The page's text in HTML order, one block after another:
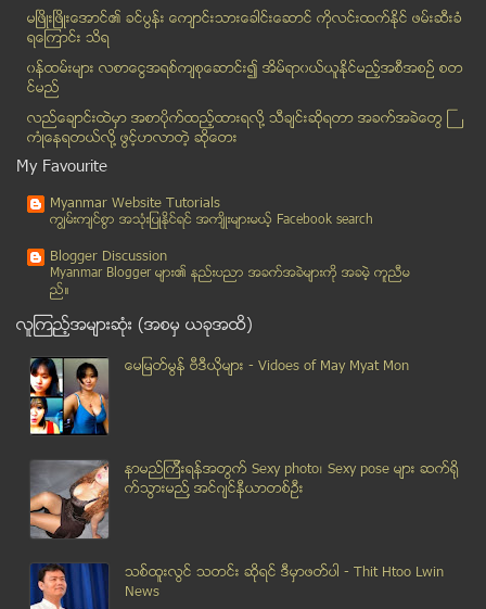
KNU ဥကၠဌကို ကာကြယ္ေရးဦးစီးခ်ုပ္ လက္ခံေတြ့ဆံု
ကေလးျငိမ္ေအာင္ ဘိန္းအစားထုိးမူးယစ္ေဆး မက္သဒုန္း တု...
စစ္ေတြ ဒါးပိုင္ဘဂၤလီရြာမီးေလာင္၊ အိမ္ ၃၆ လံုးမီးထဲပါ
မႏၲေလး ဘူတာႀကီး အနီးတြင္ ၿပိဳင္ကားတစ္စီး လမ္းလယ္ကြ...
တံတားျဖဴတြင္ ၁၅ မိနစ္အတြင္း ယာဥ္တိုက္မႈ ႏွစ္ႀကိမ္ျ...
ျမန္မာႏိုင္ငံဆိုင္ရာ လူ႔အခြင့္အေရး အထူးကိုယ္စားလွယ...
တ႐ုတ္ေလယာဥ္အနီး ေျမာက္ကိုရီးယား ဒံုးက်ည္ျဖတ္သန္း လ...
ယူကရိန္း သံခ်ပ္ကာတပ္မဟာ စစ္ေရးျပင္ဆင္မႈ ျပဳလုပ္
တိုက္တန္းနစ္ ႏွင့္ သေဘၤာ ႏွစ္စင္း ႏွစ္ျမွဳပ္မွုမွာ...
၂နာရီၾကာ ေပ်ာက္ေနခဲ႔တဲ႔ မေလးေလယာဥ္တစ္စီး ပယ္လယ္ထဲပ...
တယ္လီေနာမွ ဆင္းမ္ကတ္မ်ား စတင္ေရာင္းခ်ခ်ိန္တြင္ ဟန္...
အိုင္ဘီအမ္ကြန္ျပဴတာစက္ရုံက တရုတ္အလုပ္သမားမ်ား ရပို...
အင္ဒိုနီးရွား ေတာ မီး ေၾကာင့္ မီးခိုးျမဴ ဖံုးလႊမ္း
မ်က္ႏွာသစ္ရာမွာ အႀကီးဆံုးအမွား(၁၀)ခ်က္ - အပိုင္း (၁)
ပန္းေရာင္ဆာရီဝတ္ အိႏၵိယအမ်ဳိးသမီး သူရဲေကာင္းမ်ား
မၿဖိဳးၿဖိဳးေအာင္၏ ခင္ပြန္း ေက်ာင္းသားေခါင္းေဆာင္ ကိုလင္းထက္ႏိုင္ ဖမ္းဆီးခံ
ရေၾကာင္း သိရ
၀န္ထမ္းမ်ား လစာေငြအရစ္က်စုေဆာင္း၍ အိမ္ရာ၀ယ္ယူႏုိင္မည့္အစီအစဥ္ စတ
င္မည္
လည္ေခ်ာင္းထဲမွာ အစာပိုက္ထည့္ထားရလုိ႔ သီခ်င္းဆုိရတာ အခက္အခဲေတြ ႀ
ကံဳေနရတယ္လို႔ ဖြင့္ဟလာတဲ့ ဆုိေတး
My Favourite
Myanmar Website Tutorials
ကၽြမ္းက်င္စြာ အသုံးျပဳႏုိင္ရင္ အက်ိဳးမ်ားမယ့္ Facebook search
Blogger Discussion
Myanmar Blogger မ်ား၏ နည္းပညာ အခက္အခဲမ်ားကုိ အခမဲ့ ကူညီမ
ည္။
လူၾကည့္အမ်ားဆုံး (အစမွ ယခုအထိ)
ေမျမတ္မြန္ ဗီဒီယုိမ်ား - Vidoes of May Myat Mon
နာမည္ၾကီးရန္အတြက္ Sexy photo၊ Sexy pose မ်ား ဆက္ရို
က္သြားမည္႔ အင္ဂ်င္နီယာတစ္ဦး
သစ္ထူးလြင္ သတင္း ဆုိရင္ ဒီမွာဖတ္ပါ - Thit Htoo Lwin
News